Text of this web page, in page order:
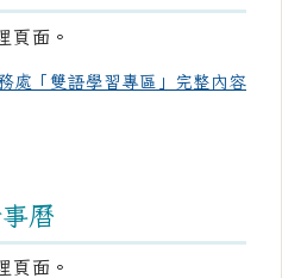
頁面。
處「雙語學習專區」完整內容
曆
頁面。